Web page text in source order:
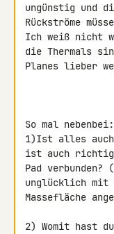
ungünstig und
Rückströme
Ich weiß nicht
die Thermals
Planes lieber
So mal nebenbei:
1)Ist alles
ist auch
Pad verbunden?
unglücklich mit
Massefläche
2) Womit hast du